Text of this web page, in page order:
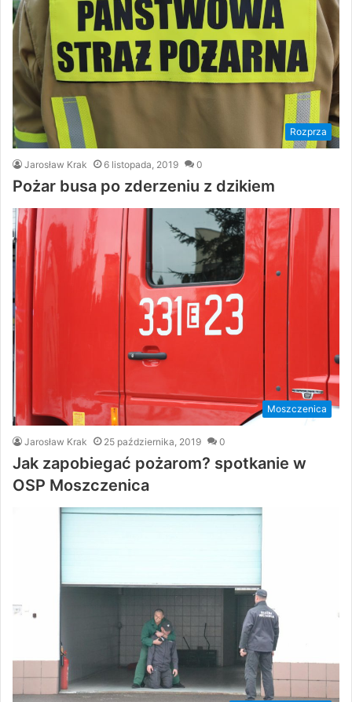
Rozprza
Jarosław Krak 6 listopada, 2019 0
Pożar busa po zderzeniu z dzikiem
Moszczenica
Jarosław Krak 25 października, 2019 0
Jak zapobiegać pożarom? spotkanie w
OSP Moszczenica